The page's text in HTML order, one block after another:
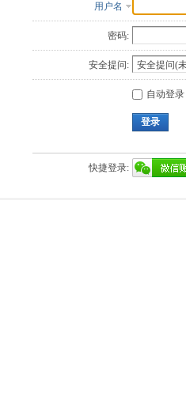
用户名
密码:
安全提问:
自动登录
登录
快捷登录: